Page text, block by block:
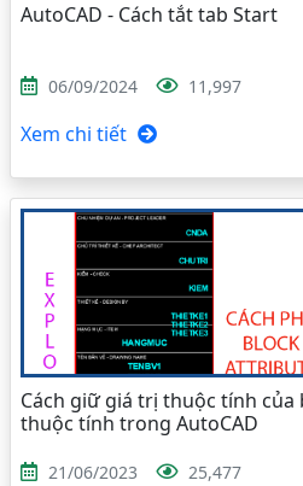
AutoCAD - Cách tắt tab Start
06/09/2024 11,997
Xem chi tiết
Cách giữ giá trị thuộc tính
thuộc tính trong AutoCAD
21/06/2023 25,477